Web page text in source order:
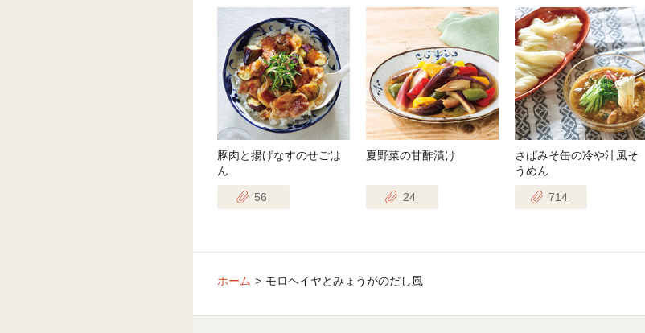
豚肉と揚げなすのせごは
ん
56
夏野菜の甘酢漬け
24
さばみそ缶の冷や汁風そ
うめん
714
ホーム モロヘイヤとみょうがのだし風